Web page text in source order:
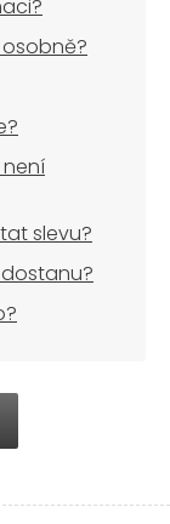
slevu?